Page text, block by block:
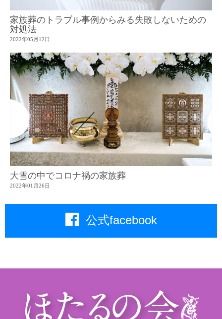
家族葬のトラブル事例からみる失敗しないための
対処法
2022年05月12日
大雪の中でコロナ禍の家族葬
2022年01月26日
公式facebook